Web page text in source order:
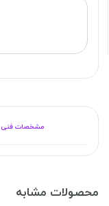
مشخصات فنی
محصولات مشابه